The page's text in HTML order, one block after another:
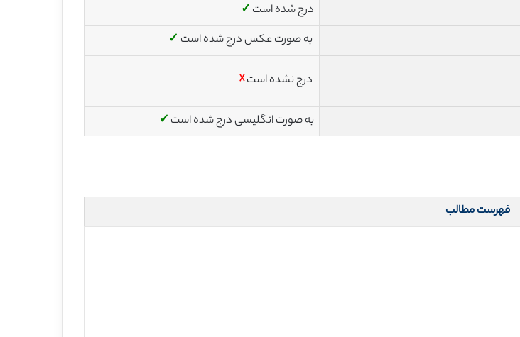
درج شده است ✓
به صورت عکس درج شده است ✓
درج نشده است☓
به صورت انگلیسی درج شده است ✓
فهرست مطالب